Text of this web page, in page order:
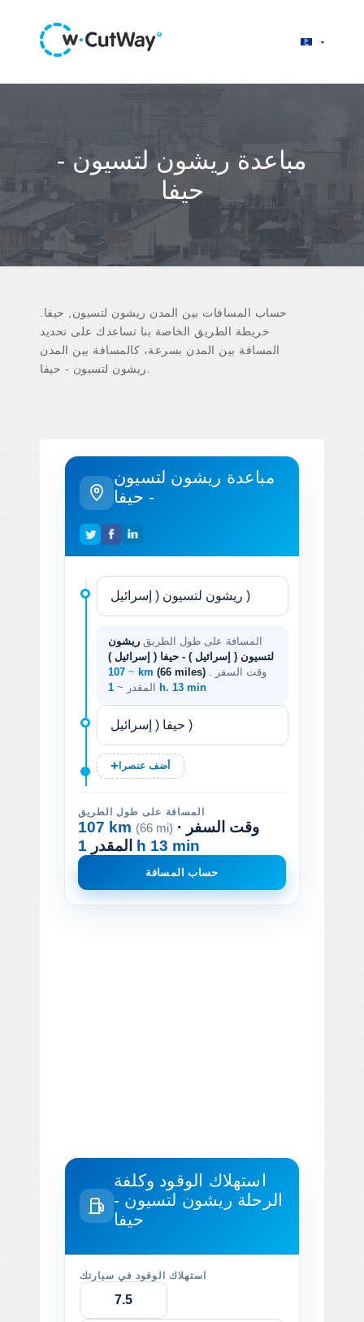
مباعدة ريشون لتسيون -
حيفا
حساب المسافات بين المدن ريشون لتسيون, حيفا.
خريطة الطريق الخاصة بنا تساعدك على تحديد
المسافة بين المدن بسرعة، كالمسافة بين المدن
مباعدة ريشون لتسيون
- حيفا
المسافة على طول الطريق ريشون
لتسيون ( إسرائيل ) - حيفا ( إسرائيل )
~ 107 km (66 miles)
المقدر ~ 1 h. 13 min
أضف عنصرا
المسافة على طول الطريق
107 km (66 mi) · وقت السفر
المقدر 1 h 13 min
حساب المسافة
استهلاك الوقود وكلفة
الرحلة ريشون لتسيون -
حيفا
استهلاك الوقود في سيارتك